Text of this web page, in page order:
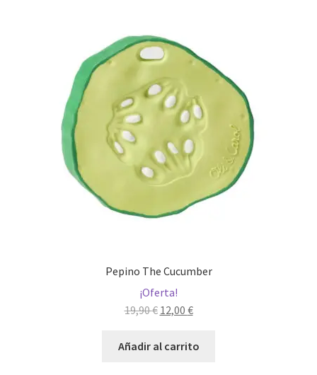
Pepino The Cucumber
¡Oferta!
19,90€ El
original
12,00 €El
actual
Añadir al carrito